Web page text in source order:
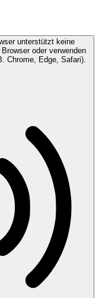
unterstützt keine
oder verwenden
Chrome, Edge, Safari).